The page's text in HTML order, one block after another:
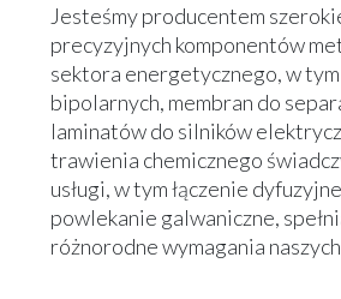
Jesteśmy producentem
precyzyjnych komponentów
sektora energetycznego, w tym
bipolarnych, membran do
laminatów do silników
trawienia chemicznego
usługi, w tym łączenie
powlekanie galwaniczne,
różnorodne wymagania